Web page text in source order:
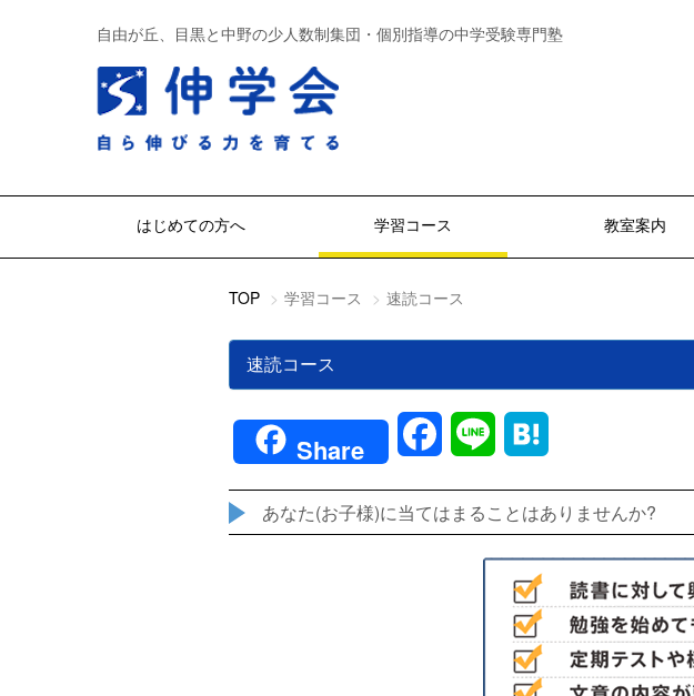
自由が丘、目黒と中野の少人数制集団・個別指導の中学受験専門塾
はじめての方へ 学習コース 教室案内
TOP 学習コース 速読コース
速読コース
Share FacebookLine
あなた(お子様)に当てはまることはありませんか?